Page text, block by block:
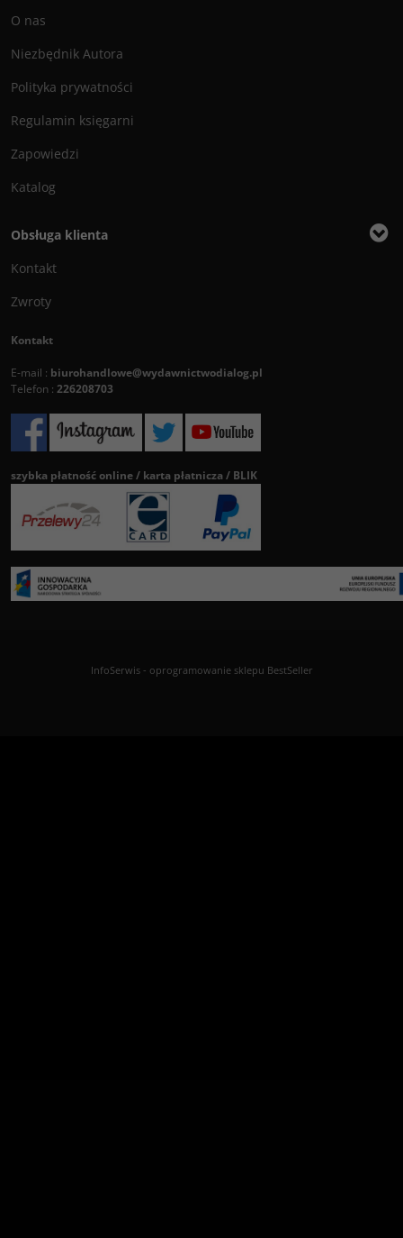
O nas
Niezbędnik Autora
Polityka prywatności
Regulamin księgarni
Zapowiedzi
Katalog
Obsługa klienta
Kontakt
Zwroty
Kontakt
E-mail : biurohandlowe@wydawnictwodialog.pl
Telefon : 226208703
szybka płatność online / karta płatnicza / BLIK
InfoSerwis- oprogramowanie sklepu BestSeller